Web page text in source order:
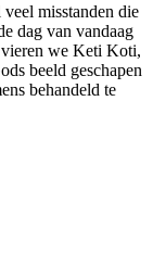
misstanden die
dag van vandaag
vieren we Keti Koti,
beeld geschapen
behandeld te